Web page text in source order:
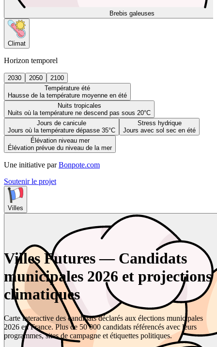
Brebis galeuses
Climat
Horizon temporel
2030 2050
2100
Température été
Hausse de la température moyenne en été
Nuits tropicales
Nuits où la température ne descend pas sous 20°C
Jours de canicule
Jours où la température dépasse 35°C
Stress hydrique
Jours avec sol sec en été
Élévation niveau mer
Élévation prévue du niveau de la mer
Une initiative par Bonpote.com
Soutenir le projet
Villes
Villes Futures — Candidats
municipales 2026 et projections
climatiques
Carte interactive des candidats déclarés aux élections municipales
2026 en France. Plus de 50 000 candidats référencés avec leurs
programmes, sites de campagne et étiquettes politiques.